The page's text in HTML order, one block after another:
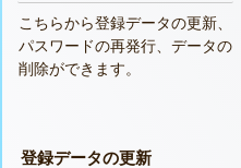
こちらから登録データの更新、
パスワードの再発行、データの
削除ができます。
登録データの更新